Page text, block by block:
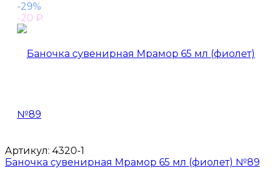
-29%
-20 ₽
Артикул: 4320-1
Баночка сувенирная Мрамор 65 мл (фиолет) №89